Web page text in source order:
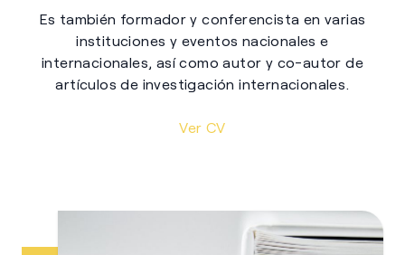
Es también formador y conferencista en varias
instituciones y eventos nacionales e
internacionales, así como autor y co-autor de
artículos de investigación internacionales.
Ver CV